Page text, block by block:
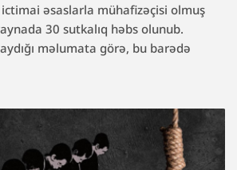
əsaslarla mühafizəçisi olmuş
30 sutkalıq həbs olunub.
məlumata görə, bu barədə